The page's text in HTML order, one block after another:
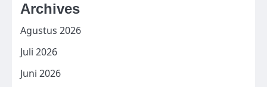
Archives
Agustus 2026
Juli 2026
Juni 2026